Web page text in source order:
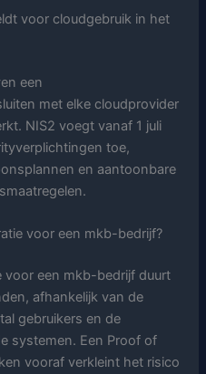
voor cloudgebruik in het
een
met elke cloudprovider
NIS2 voegt vanaf 1 juli
toe,
en aantoonbare
voor een mkb-bedrijf?
voor een mkb-bedrijf duurt
afhankelijk van de
gebruikers en de
systemen. Een Proof of
vooraf verkleint het risico